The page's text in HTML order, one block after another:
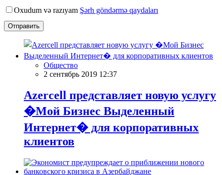
Oxudum və razıyam Şərh göndərmə qaydaları
Отправить
Общество
2 сентябрь 2019 12:37
Azercell представляет новую услугу
�Мой Бизнес Выделенный
Интернет� для корпоративных
клиентов